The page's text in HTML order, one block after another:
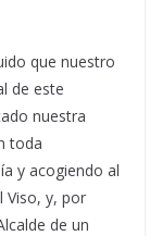
que nuestro
de este
nuestra
toda
y acogiendo al
Viso, y, por
de un